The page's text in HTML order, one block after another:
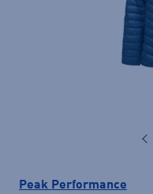
Peak Performance